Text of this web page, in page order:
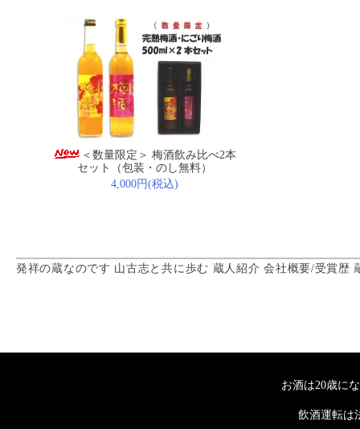
＜数量限定＞ 梅酒飲み比べ2本
セット（包装・のし無料）
4,000円(税込)
発祥の蔵なのです 山古志と共に歩む 蔵人紹介 会社概要/受賞歴
お酒は20歳に
飲酒運転は